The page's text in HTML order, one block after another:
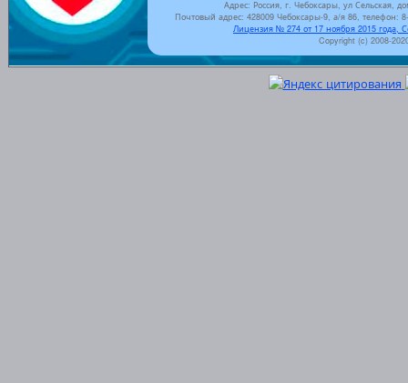
Адрес: Россия, г. Чебоксары, ул Сельская,
Почтовый адрес: 428009 Чебоксары-9, а/я 86, телефон:
Лицензия № 274 от 17 ноября 2015 года,
Copyright (c) 2008-